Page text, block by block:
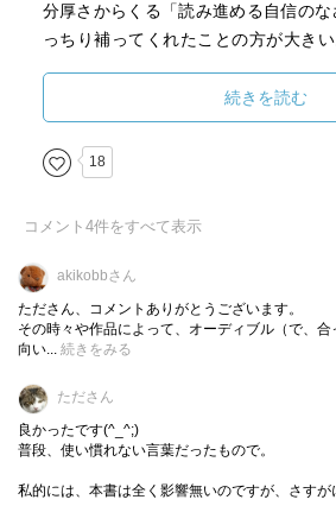
分厚さからくる「読み進める自信の
っちり補ってくれたことの方が大き
て個性あふれる登場人物たちを生き
姿が見えるようだった。
さてさて、大人になった今再読した
られて本当に良かった（ブク友さん
す）。特に、終盤の三、四章は全部
で充実した章だなあと感じるが、同時
の道のりすべてが物語として必要だ
ばめられた箴言めいた言葉に、冗長と
っぱいである。一方には短歌や俳句の
学の形があり、その対極にはこうし
とした重みを心ゆくまで味わった。
続きを読む
18
コメント 4件をすべて表示
akikobbさん
たださん、コメントありがとうございます。
その時々や作品によって、オーディブル（で、合
向い... 続きをみる
たださん
良かったです(^_^;)
普段、使い慣れない言葉だったもので。
私的には、本書は全く影響無いのですが、さすが